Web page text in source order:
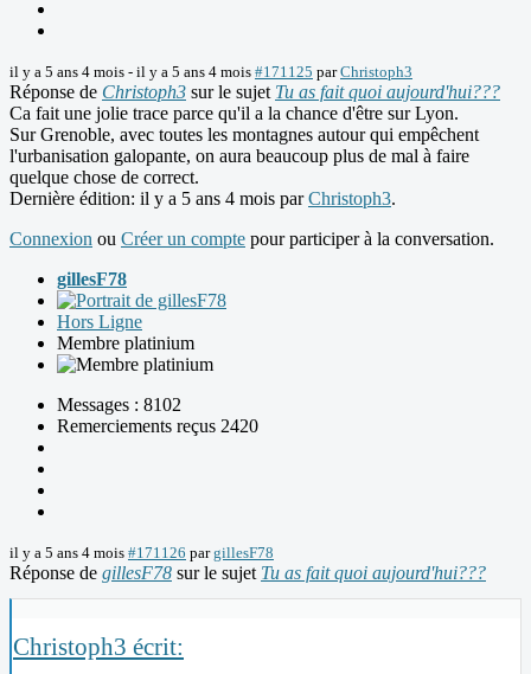
il y a 5 ans 4 mois - il y a 5 ans 4 mois #171125 parChristoph3
Réponse de Christoph3 sur le sujet Tu as fait quoi aujourd'hui???
Ca fait une jolie trace parce qu'il a la chance d'être sur Lyon.
Sur Grenoble, avec toutes les montagnes autour qui empêchent
l'urbanisation galopante, on aura beaucoup plus de mal à faire
quelque chose de correct.
Dernière édition: il y a 5 ans 4 mois parChristoph3.
Connexion ou Créer un compte pour participer à la conversation.
gillesF78
Hors Ligne
Membre platinium
Messages : 8102
Remerciements reçus 2420
il y a 5 ans 4 mois #171126 pargillesF78
Réponse de gillesF78 sur le sujet Tu as fait quoi aujourd'hui???
Christoph3 écrit: